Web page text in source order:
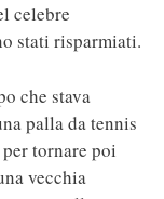
celebre
stati risparmiati.
che stava
palla da tennis
tornare poi
vecchia